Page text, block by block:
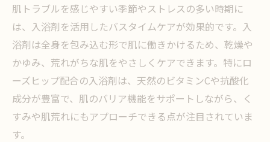
肌トラブルを感じやすい季節やストレスの多い時期に
は、入浴剤を活用したバスタイムケアが効果的です。入
浴剤は全身を包み込む形で肌に働きかけるため、乾燥や
かゆみ、荒れがちな肌をやさしくケアできます。特にロ
ーズヒップ配合の入浴剤は、天然のビタミンCや抗酸化
成分が豊富で、肌のバリア機能をサポートしながら、く
すみや肌荒れにもアプローチできる点が注目されていま
す。